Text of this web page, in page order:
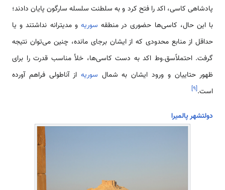
پادشاهی کاسی، اکد را فتح کرد و به سلطنت سلسله سارگون پایان دادند؛
با این حال، کاسی‌ها حضوری در منطقه سوریه و مدیترانه نداشتند و یا
حداقل از منابع محدودی که از ایشان برجای مانده، چنین می‌توان نتیجه
گرفت. احتملاًسق.وط اکد به دست کاسی‌ها، خلأ مناسب قدرت را برای
ظهور حتاییان و ورود ایشان به شمال سوریه از آناطولی فراهم آورده
است.[۹]
دولت­شهر پالمیرا